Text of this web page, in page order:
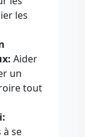
les
Aider
un
tout
à se